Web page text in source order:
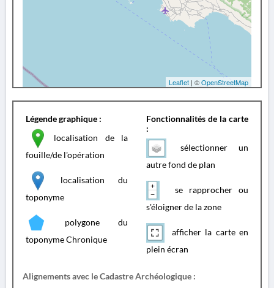
Leaflet | ©OpenStreetMap
Légende graphique :
localisation de la
fouille/de l'opération
localisation du
toponyme
polygone du
toponyme Chronique
Fonctionnalités de la carte
:
sélectionner un
autre fond de plan
se rapprocher ou
s'éloigner de la zone
afficher la carte en
plein écran
Alignements avec le Cadastre Archéologique :